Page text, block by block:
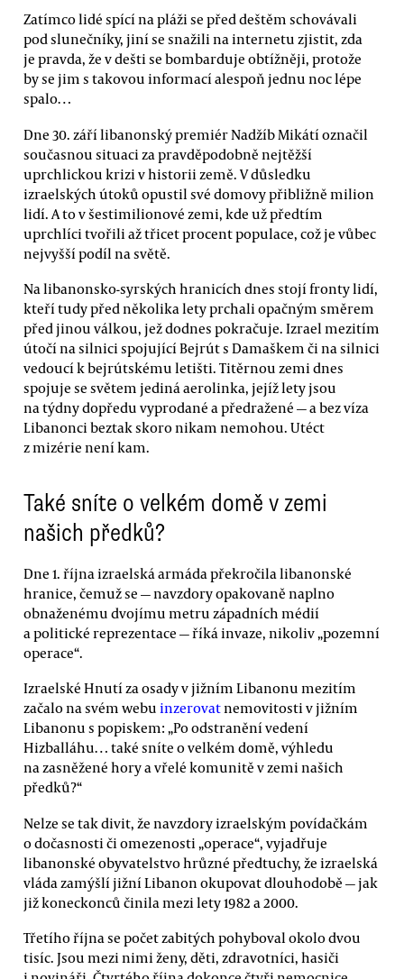
Zatímco lidé spící na pláži se před deštěm schovávali
pod slunečníky, jiní se snažili na internetu zjistit, zda
je pravda, že v dešti se bombarduje obtížněji, protože
by se jim s takovou informací alespoň jednu noc lépe
spalo…
Dne 30. září libanonský premiér Nadžíb Mikátí označil
současnou situaci za pravděpodobně nejtěžší
uprchlickou krizi v historii země. V důsledku
izraelských útoků opustil své domovy přibližně milion
lidí. A to v šestimilionové zemi, kde už předtím
uprchlíci tvořili až třicet procent populace, což je vůbec
nejvyšší podíl na světě.
Na libanonsko-syrských hranicích dnes stojí fronty lidí,
kteří tudy před několika lety prchali opačným směrem
před jinou válkou, jež dodnes pokračuje. Izrael mezitím
útočí na silnici spojující Bejrút s Damaškem či na silnici
vedoucí k bejrútskému letišti. Titěrnou zemi dnes
spojuje se světem jediná aerolinka, jejíž lety jsou
na týdny dopředu vyprodané a předražené — a bez víza
Libanonci beztak skoro nikam nemohou. Utéct
z mizérie není kam.
Také sníte o velkém domě v zemi
našich předků?
Dne 1. října izraelská armáda překročila libanonské
hranice, čemuž se — navzdory opakovaně naplno
obnaženému dvojímu metru západních médií
a politické reprezentace — říká invaze, nikoliv „pozemní
operace“.
Izraelské Hnutí za osady v jižním Libanonu mezitím
začalo na svém webu inzerovatnemovitosti v jižním
Libanonu s popiskem: „Po odstranění vedení
Hizballáhu… také sníte o velkém domě, výhledu
na zasněžené hory a vřelé komunitě v zemi našich
předků?“
Nelze se tak divit, že navzdory izraelským povídačkám
o dočasnosti či omezenosti „operace“, vyjadřuje
libanonské obyvatelstvo hrůzné předtuchy, že izraelská
vláda zamýšlí jižní Libanon okupovat dlouhodobě — jak
již koneckonců činila mezi lety 1982 a 2000.
Třetího října se počet zabitých pohyboval okolo dvou
tisíc. Jsou mezi nimi ženy, děti, zdravotníci, hasiči